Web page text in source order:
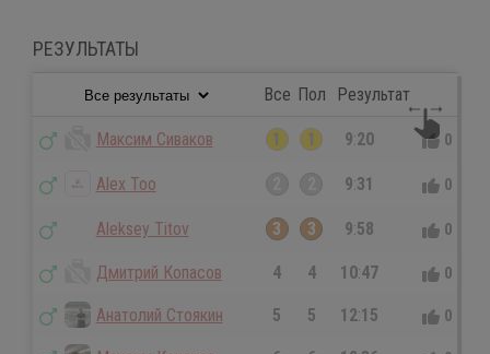
РЕЗУЛЬТАТЫ
Все Пол Результат
Максим Сиваков 1 1 9:20 0
Alex Too 9:31 0
Aleksey Titov 3 3 9:58 0
Дмитрий Копасов 4 4 10:47 0
Анатолий Стоякин 5 5 12:15 0